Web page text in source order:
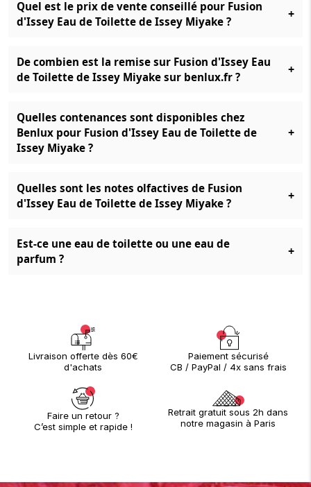
Quel est le prix de vente conseillé pour Fusion
d'Issey Eau de Toilette de Issey Miyake ?
+
De combien est la remise sur Fusion d'Issey Eau
de Toilette de Issey Miyake sur benlux.fr ?
+
Quelles contenances sont disponibles chez
Benlux pour Fusion d'Issey Eau de Toilette de
Issey Miyake ?
+
Quelles sont les notes olfactives de Fusion
d'Issey Eau de Toilette de Issey Miyake ?
+
Est-ce une eau de toilette ou une eau de
parfum ?
+
Livraison offerte dès 60€
d'achats
Paiement sécurisé
CB / PayPal / 4x sans frais
Faire un retour ?
C’est simple et rapide !
Retrait gratuit sous 2h dans
notre magasin à Paris